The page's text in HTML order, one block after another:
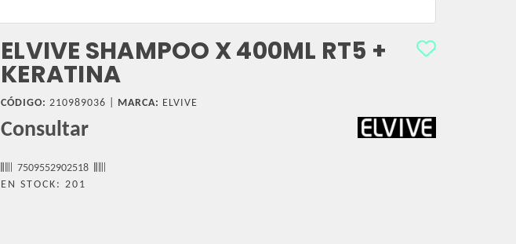
ELVIVE SHAMPOO X 400ML RT5 +
KERATINA
CÓDIGO: 210989036 | MARCA: ELVIVE
Consultar
7509552902518
EN STOCK: 201